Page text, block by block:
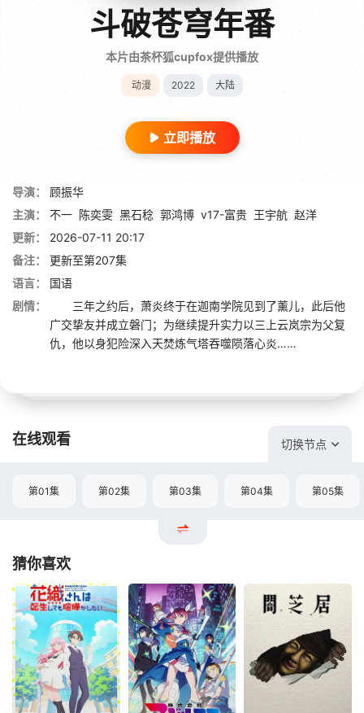
斗破苍穹年番
本片由茶杯狐cupfox提供播放
动漫 2022 大陆
立即播放
导演：
顾振华
主演：
不一 陈奕雯 黑石稔 郭鸿博 v17-富贵 王宇航 赵洋
更新：
2026-07-11 20:17
备注：
更新至第207集
语言：
国语
剧情：
三年之约后，萧炎终于在迦南学院见到了薰儿，此后他
广交挚友并成立磐门；为继续提升实力以三上云岚宗为父复
仇，他以身犯险深入天焚炼气塔吞噬陨落心炎……
在线观看 切换节点
第01集 第02集 第03集 第04集 第05集
猜你喜欢